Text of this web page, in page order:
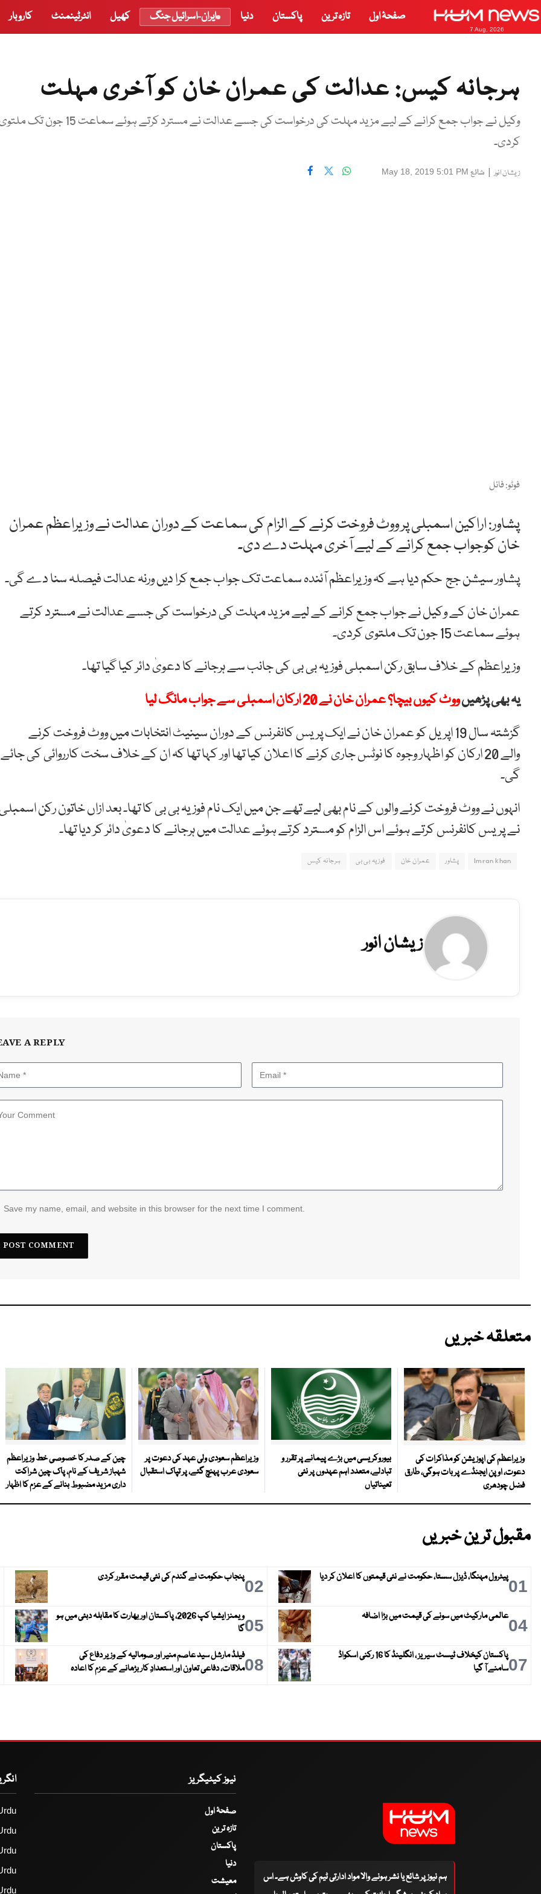
7 Aug, 2026
صفحۂ اول تازہ ترین پاکستان دنیا ایران-اسرائیل جنگ کھیل انٹرٹینمنٹ کاروبار
ہرجانہ کیس: عدالت کی عمران خان کو آخری مہلت
وکیل نے جواب جمع کرانے کے لیے مزید مہلت کی درخواست کی جسے عدالت نے مسترد کرتے ہوئے سماعت 15 جون
کردی۔
زیشان انور| شائع May 18, 2019 5:01 PM
فوٹو: فائل
پشاور: اراکین اسمبلی پر ووٹ فروخت کرنے کے الزام کی سماعت کے دوران عدالت نے وزیراعظم عمران
خان کوجواب جمع کرانے کے لیے آخری مہلت دے دی۔
پشاور سیشن جج حکم دیا ہے کہ وزیراعظم آئندہ سماعت تک جواب جمع کرا دیں ورنہ عدالت فیصلہ سنا دے گی۔
عمران خان کے وکیل نے جواب جمع کرانے کے لیے مزید مہلت کی درخواست کی جسے عدالت نے مسترد کرتے
ہوئے سماعت 15 جون تک ملتوی کردی۔
وزیراعظم کے خلاف سابق رکن اسمبلی فوزیہ بی بی کی جانب سے ہرجانے کا دعویٰ دائر کیا گیا تھا۔
یہ بھی پڑھیںووٹ کیوں بیچا؟ عمران خان نے 20 ارکان اسمبلی سے جواب مانگ لیا
گزشتہ سال 19 اپریل کو عمران خان نے ایک پریس کانفرنس کے دوران سینیٹ انتخابات میں ووٹ فروخت کرنے
والے 20 ارکان کو اظہار وجوہ کا نوٹس جاری کرنے کا اعلان کیا تھا اور کہا تھا کہ ان کے خلاف سخت کارروائی کی جائے
گی۔
انہوں نے ووٹ فروخت کرنے والوں کے نام بھی لیے تھے جن میں ایک نام فوزیہ بی بی کا تھا۔ بعد ازاں خاتون رکن
نے پریس کانفرنس کرتے ہوئے اس الزام کو مسترد کرتے ہوئے عدالت میں ہرجانے کا دعویٰ دائر کر دیا تھا۔
Imran khan پشاور عمران خان فوزیہ بی بی ہرجانہ کیس
زیشان انور
A REPLY
Save my name, email, and website in this browser for the next time I comment.
متعلقہ خبریں
وزیراعظم کی اپوزیشن کو مذاکرات کی
دعوت، اوپن ایجنڈے پر بات ہوگی، طارق
فضل چودھری
بیوروکریسی میں بڑے پیمانے پر تقرر و
تبادلے، متعدد اہم عہدوں پر نئی
تعیناتیاں
وزیراعظم سعودی ولی عہد کی دعوت پر
سعودی عرب پہنچ گئے، پر تپاک استقبال
چین کے صدر کا خصوصی خط وزیراعظم
شہباز شریف کے نام، پاک چین شراکت
داری مزید مضبوط بنانے کے عزم کا اظہار
مقبول ترین خبریں
01پیٹرول مہنگا، ڈیزل سستا، حکومت نے نئی قیمتوں کا اعلان کر دیا 02پنجاب حکومت نے گندم کی نئی قیمت مقرر کردی
04عالمی مارکیٹ میں سونے کی قیمت میں بڑا اضافہ 05
ویمنز ایشیا کپ 2026، پاکستان اور بھارت کا مقابلہ دبئی میں ہو
گا
07
پاکستان کیخلاف ٹیسٹ سیریز ، انگلینڈ کا 16 رکنی اسکواڈ
سامنے آ گیا
08فیلڈ مارشل سید عاصم منیر اور صومالیہ کے وزیر دفاع کی
ملاقات، دفاعی تعاون اور استعدادِ کار بڑھانے کے عزم کا اعادہ
ہم نیوز پر شائع یا نشر ہونے والا مواد ادارتی ٹیم کی کاوش ہے۔ اس
نیوز کیٹیگریز
صفحۂ اول
تازہ ترین
پاکستان
دنیا
معیشت